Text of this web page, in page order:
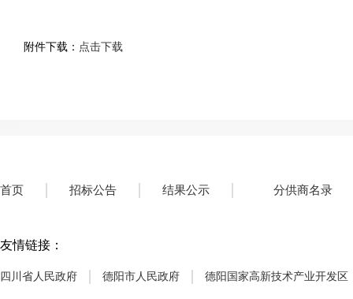
附件下载： 点击下载
首页 招标公告 结果公示 分供商名录
友情链接：
四川省人民政府 德阳市人民政府 德阳国家高新技术产业开发区